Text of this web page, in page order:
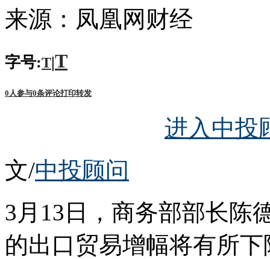
来源： 凤凰网财经
字号:T|T
0 人参与0条评论打印转发
进入中投
文/中投顾问
3月13日，商务部部长陈
的出口贸易增幅将有所